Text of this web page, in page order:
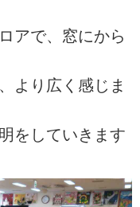
アで、窓にから
より広く感じま
をしていきます